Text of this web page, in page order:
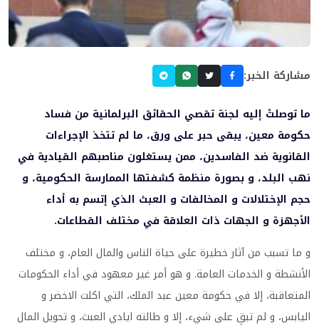
مشاركة الخبر:
ما توصلتْ إليه لجنة تقصي الحقائق البرلمانية من فساد
حكومة معين، يبقى حبر على ورق، ما لم تتخذ الإجراءات
القانوية ضد الفاسدين، ممن يستغلون مناصبهم القيادية في
نهب البلد، و بصورة منظمة كشفتها الممارسة الحكومية، و
حجم الإختلالات و المخالفات و العبث الذي إتسم به أداء
الأجهزة و الجهات ذات العلاقة في مختلف القطاعات.
و ما تسبب من آثار خطيرة على حياة الناس والمال العام، و مختلف
الأنشطة و الخدمات العامة. و هو أمر غير معهود في أداء الحكومات
المتعاقبة، إلا في حكومة معين عبد الملك، التي اكلت الاخضر و
اليابس، و لم تبقِ على شيء، إلا و طالته ايادي العبث، و تحويل المال